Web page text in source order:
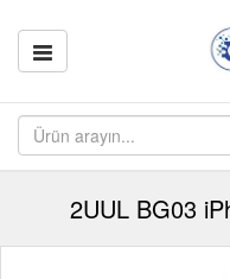
2UUL BG03